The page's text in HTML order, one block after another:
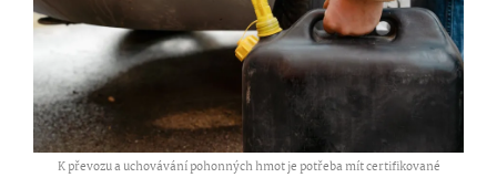
K převozu a uchovávání pohonných hmot je potřeba mít certifikované